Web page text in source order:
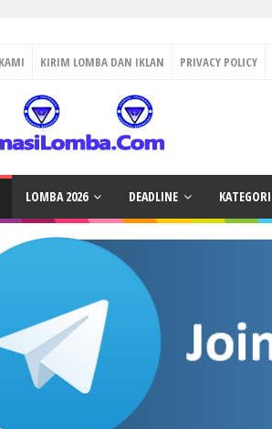
KIRIM LOMBA DAN IKLAN PRIVACY POLICY
LOMBA 2026 DEADLINE KATEGORI